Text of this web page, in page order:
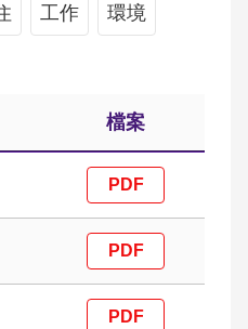
工作 環境
檔案